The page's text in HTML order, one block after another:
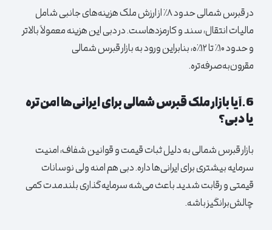
در قبرس شمالی حدود ۸٪ از ارزش ملک هزینه‌های جانبی شامل
مالیات انتقال، سند و کارمزدهاست. در دبی این هزینه معمولاً بالاتر
و حدود ۱۰٪ تا ۱۲٪ه، بنابراین ورود به بازار قبرس شمالی
مقرون‌به‌صرفه‌تره.
6.آیا بازار ملک قبرس شمالی برای ایرانی‌ها امن‌تره
یا دبی؟
بازار قبرس شمالی به دلیل ثبات قیمت و قوانین شفاف، امنیت
سرمایه بیشتری برای ایرانی‌ها داره. دبی هم امنه ولی نوسانات
قیمتی و رقابت شدید باعث می‌شه سرمایه‌گذاری بلندمدت کمی
چالش‌برانگیز باشه.